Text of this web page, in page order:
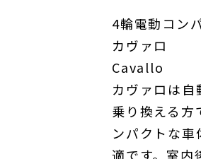
4輪電動コン
カヴァロ
Cavallo
カヴァロは
乗り換える
ンパクトな
適です。室内